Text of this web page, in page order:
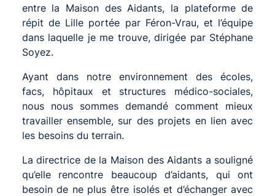
entre la Maison des Aidants, la plateforme de
répit de Lille portée par Féron-Vrau, et l’équipe
dans laquelle je me trouve, dirigée par Stéphane
Soyez.
Ayant dans notre environnement des écoles,
facs, hôpitaux et structures médico-sociales,
nous nous sommes demandé comment mieux
travailler ensemble, sur des projets en lien avec
les besoins du terrain.
La directrice de la Maison des Aidants a souligné
qu’elle rencontre beaucoup d’aidants, qui ont
besoin de ne plus être isolés et d’échanger avec